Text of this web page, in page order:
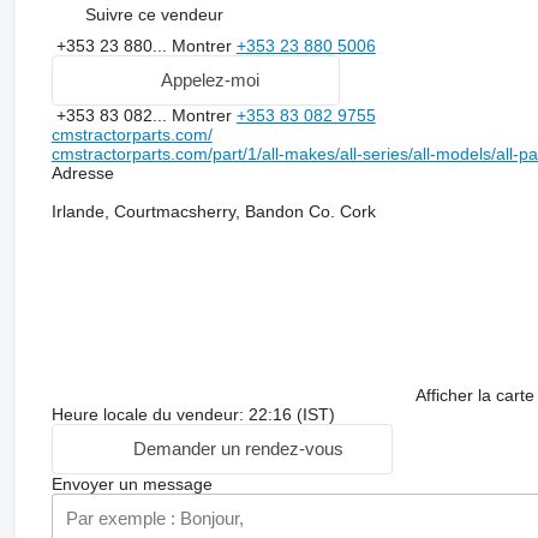
Suivre ce vendeur
+353 23 880... Montrer +353 23 880 5006
Appelez-moi
+353 83 082... Montrer +353 83 082 9755
cmstractorparts.com/
cmstractorparts.com/part/1/all-makes/all-series/all-models/all-
Adresse
Irlande, Courtmacsherry, Bandon Co. Cork
Afficher la carte
Heure locale du vendeur: 22:16 (IST)
Demander un rendez-vous
Envoyer un message